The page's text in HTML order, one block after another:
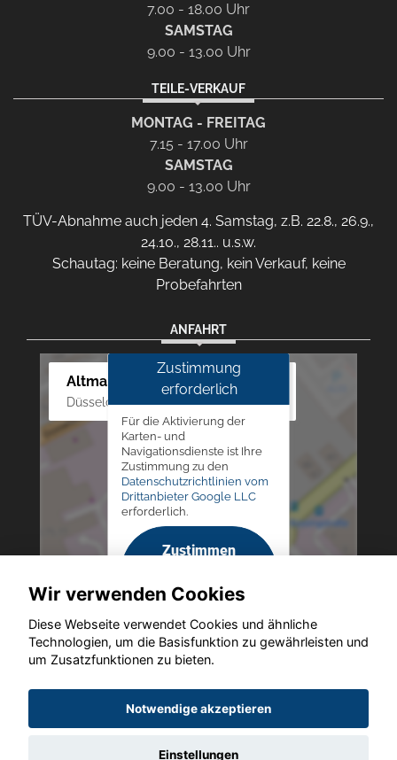
7.00 - 18.00 Uhr
SAMSTAG
9.00 - 13.00 Uhr
TEILE-VERKAUF
MONTAG - FREITAG
7.15 - 17.00 Uhr
SAMSTAG
9.00 - 13.00 Uhr
TÜV-Abnahme auch jeden 4. Samstag, z.B. 22.8., 26.9.,
24.10., 28.11.. u.s.w.
Schautag: keine Beratung, kein Verkauf, keine
Probefahrten
ANFAHRT
Altmann Autoland
Düsseldorfer Str. 69 - 79, 42781 Haan
Zustimmung
erforderlich
Für die Aktivierung der
Karten- und
Navigationsdienste ist Ihre
Zustimmung zu den
Datenschutzrichtlinien vom
Drittanbieter Google LLC
erforderlich.
Zustimmen
aktivieren
Copyright © 2026. Altmann Autoland
Wir verwenden Cookies
Diese Webseite verwendet Cookies und ähnliche
Technologien, um die Basisfunktion zu gewährleisten und
um Zusatzfunktionen zu bieten.
Notwendige akzeptieren
Einstellungen